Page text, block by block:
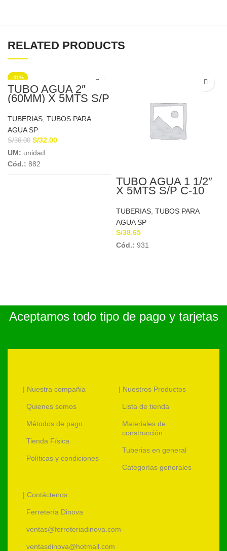
RELATED PRODUCTS
-11%
TUBO AGUA 2″
(60MM) X 5MTS S/P
C-10 EUROTUBO
TUBERIAS TUBOS PARA
AGUA SP
S/36.00 S/32.00
UM: unidad
Cód.: 882
TUBO AGUA 1 1/2″
X 5MTS S/P C-10
TUBERIAS TUBOS PARA
AGUA SP
S/38.65
Cód.: 931
Aceptamos todo tipo de pago y tarjetas
| Nuestra compañia
Quienes somos
Métodos de pago
Tienda Física
Políticas y condiciones
| Nuestros Productos
Lista de tienda
Materiales de
construcción
Tuberias en general
Categorías generales
| Contáctenos
Ferretería Dinova
ventas@ferreteriadinova.com
ventasdinova@hotmail.com